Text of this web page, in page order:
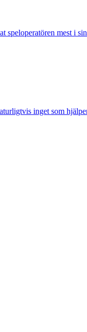
speloperatören mest i
inget som